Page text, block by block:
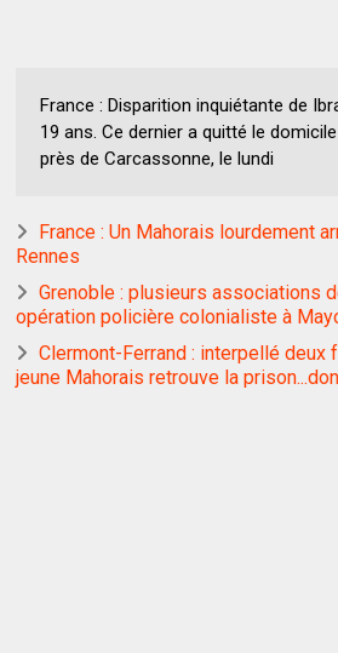
France : Disparition inquiétante de
19 ans. Ce dernier a quitté le
près de Carcassonne, le lundi
France : Un Mahorais lourdement
Rennes
Grenoble : plusieurs associations
opération policière colonialiste à
Clermont-Ferrand : interpellé deux
jeune Mahorais retrouve la